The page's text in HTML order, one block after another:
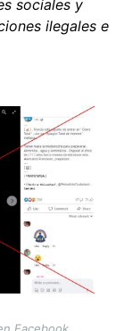
sociales y
ilegales e